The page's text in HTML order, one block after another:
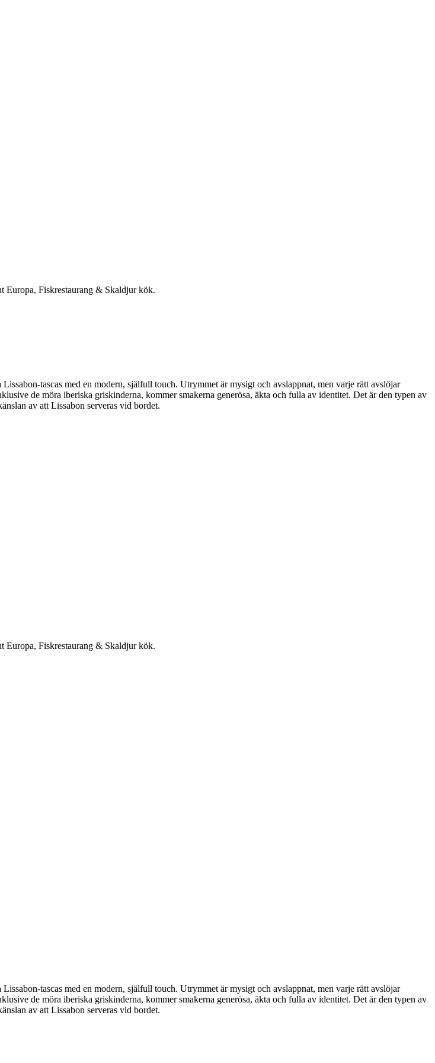
Europa, Fiskrestaurang & Skaldjur kök.
tascas med en modern, själfull touch. Utrymmet är mysigt och avslappnat, men varje rätt avslöjar
de möra iberiska griskinderna, kommer smakerna generösa, äkta och fulla av identitet. Det är den typen av
av att Lissabon serveras vid bordet.
Europa, Fiskrestaurang & Skaldjur kök.
tascas med en modern, själfull touch. Utrymmet är mysigt och avslappnat, men varje rätt avslöjar
de möra iberiska griskinderna, kommer smakerna generösa, äkta och fulla av identitet. Det är den typen av
av att Lissabon serveras vid bordet.